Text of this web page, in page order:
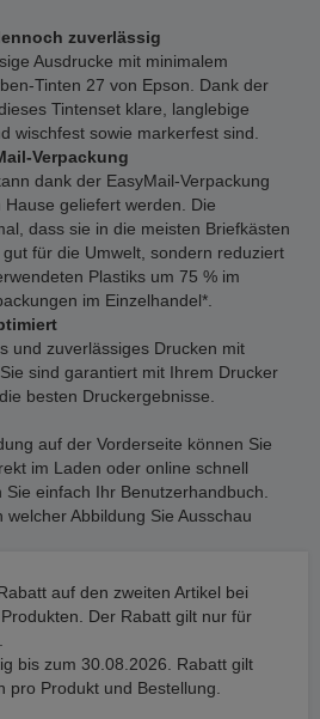
zuverlässig
Ausdrucke mit minimalem
Tinten 27 von Epson. Dank der
Tintenset klare, langlebige
wischfest sowie markerfest sind.
Verpackung
dank der EasyMail-Verpackung
geliefert werden. Die
dass sie in die meisten Briefkästen
für die Umwelt, sondern reduziert
Plastiks um 75 % im
im Einzelhandel*.
und zuverlässiges Drucken mit
sind garantiert mit Ihrem Drucker
besten Druckergebnisse.
auf der Vorderseite können Sie
im Laden oder online schnell
einfach Ihr Benutzerhandbuch.
Abbildung Sie Ausschau
auf den zweiten Artikel bei
Der Rabatt gilt nur für
bis zum 30.08.2026. Rabatt gilt
pro Produkt und Bestellung.